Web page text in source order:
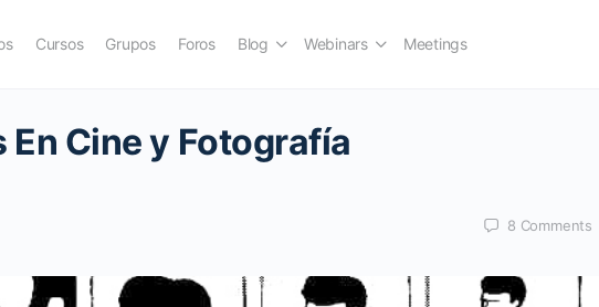
Cursos Grupos Foros Blog Webinars Meetings
En Cine y Fotografía
8 Comments